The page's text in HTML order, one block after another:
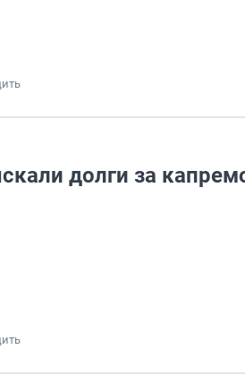
долги за